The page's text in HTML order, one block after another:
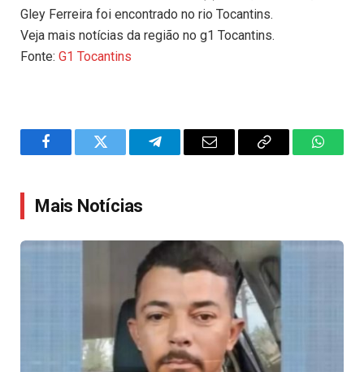
Gley Ferreira foi encontrado no rio Tocantins.
Veja mais notícias da região no g1 Tocantins.
Fonte: G1 Tocantins
FacebookTwitter TelegramEmail
Copy
Mais Notícias